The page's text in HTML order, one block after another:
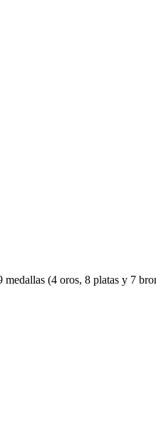
medallas (4 oros, 8 platas y 7